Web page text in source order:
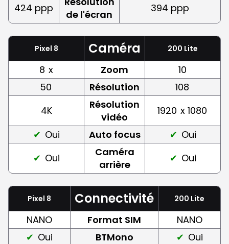
424 ppp
de l'écran
394 ppp
Pixel 8 Caméra 200 Lite
8 x Zoom
10
50
Résolution
108
4K
Résolution
vidéo
1920 x 1080
Oui
Auto focus
Oui
Oui
Caméra
arrière
Oui
Pixel 8 Connectivité 200 Lite
NANO Format SIM
NANO
Oui
BTMono
Oui